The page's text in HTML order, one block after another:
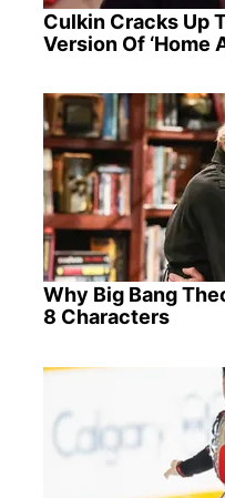
Culkin Cracks Up
Version Of ‘Home
Why Big Bang
8 Characters